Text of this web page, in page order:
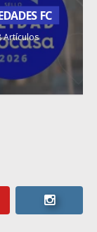
FC
Artículos